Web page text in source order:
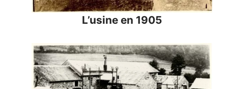
L’usine en 1905